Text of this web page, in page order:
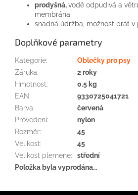
prodyšná,vodě odpudivá a
membrána
snadná údržba možnost prát v
Doplňkové parametry
Kategorie:
Oblečky pro psy
Záruka:
2 roky
Hmotnost:
0.5 kg
EAN:
9330725041721
Barva:
červená
Provedení:
nylon
Rozměr:
45
Velikost:
45
Velikost plemene:
střední
Položka byla vyprodána…